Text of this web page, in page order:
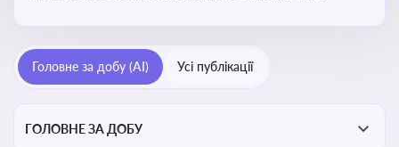
Головне за добу (AI) Усі публікації
ГОЛОВНЕ ЗА ДОБУ